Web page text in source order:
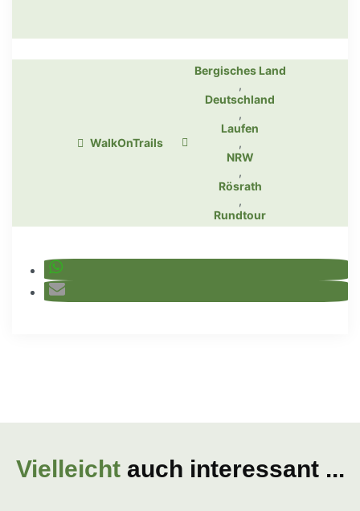
WalkOnTrails
Bergisches Land
,
Deutschland
,
Laufen
,
NRW
,
Rösrath
,
Rundtour
Vielleichtauch interessant ...